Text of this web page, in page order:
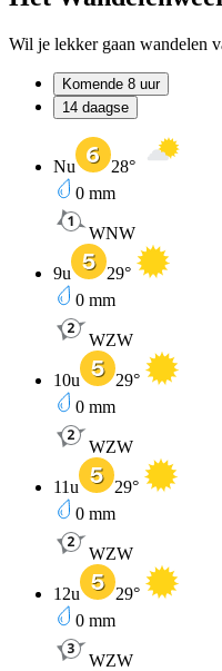
Wil je lekker gaan wandelen
Komende 8 uur
14 daagse
Nu 28°
0 mm
WNW
9u 29°
0 mm
WZW
10u 29°
0 mm
WZW
11u 29°
0 mm
WZW
12u 29°
0 mm
WZW